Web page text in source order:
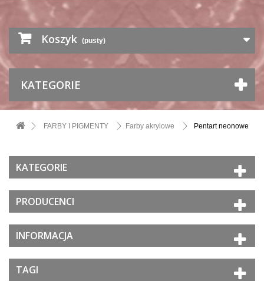
Koszyk (pusty)
KATEGORIE
FARBY I PIGMENTY Farby akrylowe Pentart neonowe
KATEGORIE
PRODUCENCI
INFORMACJA
TAGI